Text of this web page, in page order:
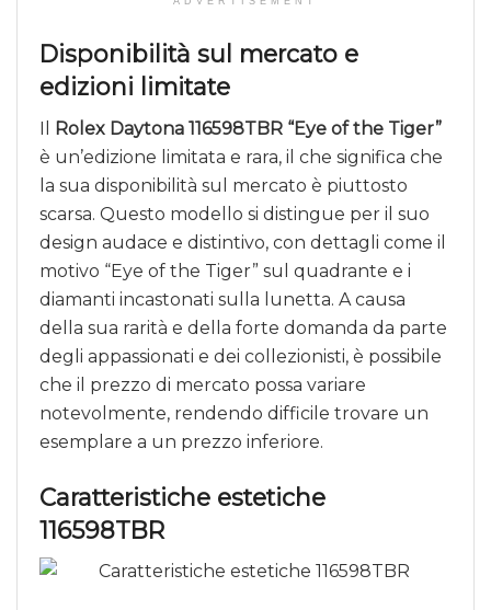
Disponibilità sul mercato e
edizioni limitate
Il
Rolex Daytona 116598TBR “Eye of the Tiger”
è un’edizione limitata e rara, il che significa che
la sua disponibilità sul mercato è piuttosto
scarsa. Questo modello si distingue per il suo
design audace e distintivo, con dettagli come il
motivo “Eye of the Tiger” sul quadrante e i
diamanti incastonati sulla lunetta. A causa
della sua rarità e della forte domanda da parte
degli appassionati e dei collezionisti, è possibile
che il prezzo di mercato possa variare
notevolmente, rendendo difficile trovare un
esemplare a un prezzo inferiore.
Caratteristiche estetiche
116598TBR